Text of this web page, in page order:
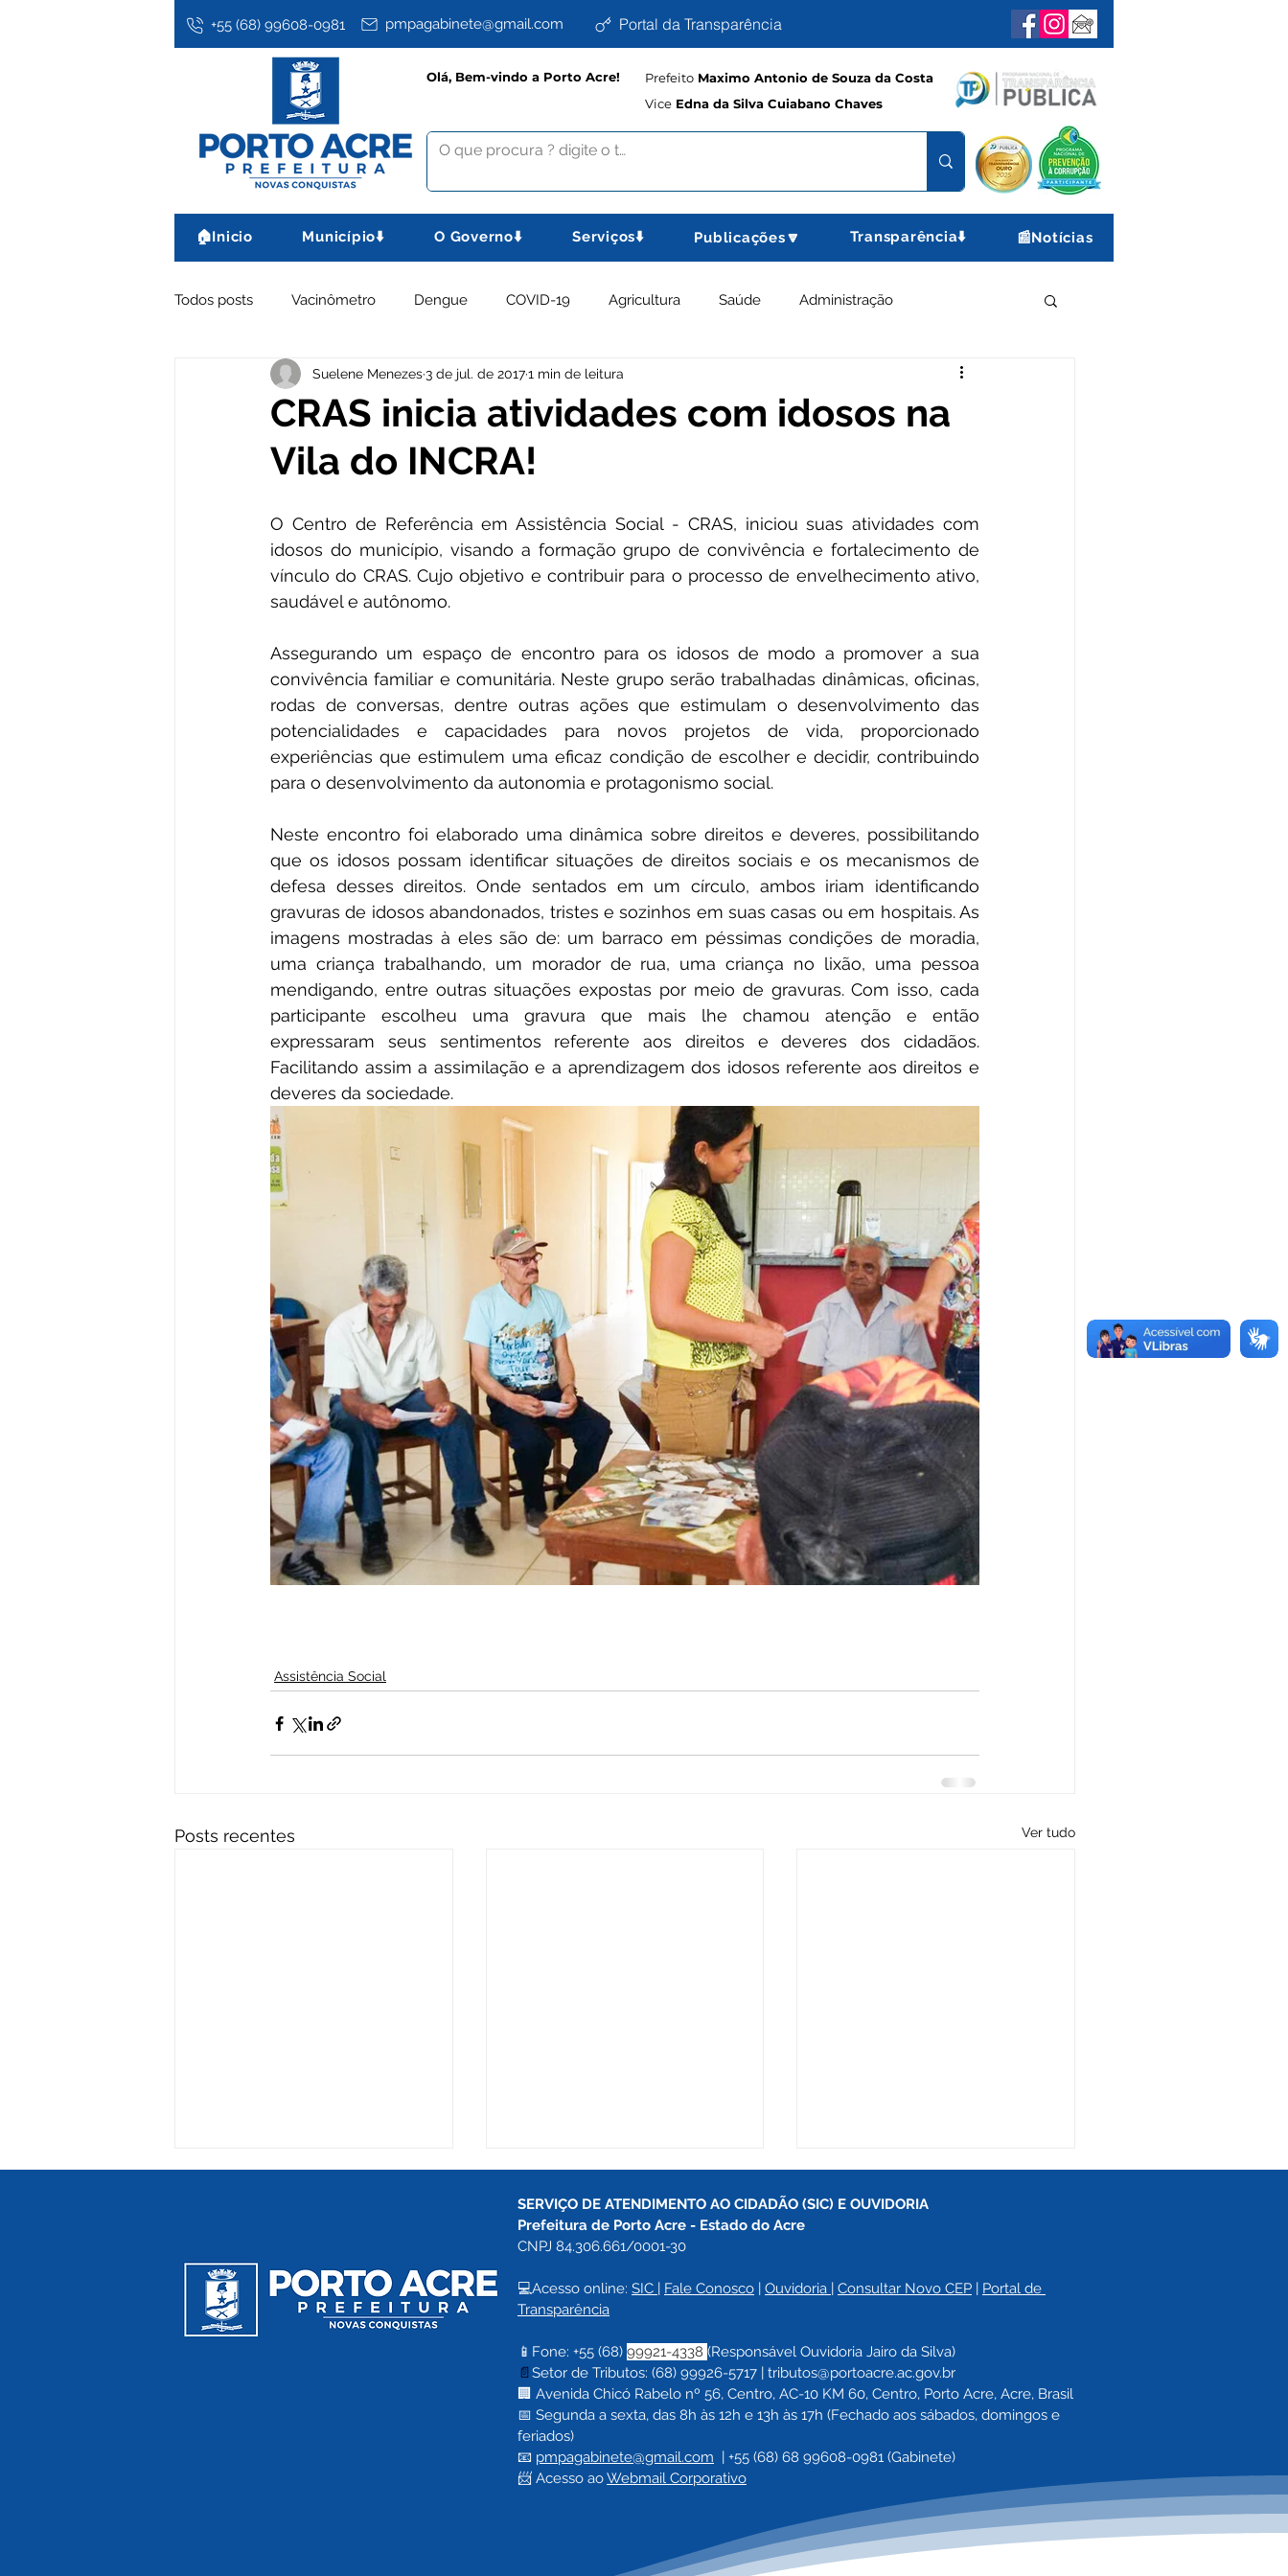
+55 (68) 99608-0981 pmpagabinete@gmail.com Portal da Transparência
Olá, Bem-vindo a Porto Acre! Prefeito Maximo Antonio de Souza da Costa
Vice Edna da Silva Cuiabano Chaves
🏠Inicio Município⬇️ O Governo⬇️ Serviços⬇️ Publicações🔽 Transparência⬇️ 📰Notícias
Todos posts Vacinômetro Dengue COVID-19 Agricultura Saúde Administração
Assistência Social Datas comemorativas Educação e Cultura Gabinete
Institucional e Governo Obras Meio Ambiente e Turismo
Comunicado e Aviso Convênios e Parcerias Infraestrutura Nota Pública Nota de Esclarecimento
Nota Informativa Convites
Nota Oficial Nota de agradecimento Defesa Civil
CRAS inicia atividades com idosos na
Vila do INCRA!
Suelene Menezes3 de jul. de 20171 min de leitura
O Centro de Referência em Assistência Social - CRAS, iniciou suas atividades com
idosos do município, visando a formação grupo de convivência e fortalecimento de
vínculo do CRAS. Cujo objetivo e contribuir para o processo de envelhecimento ativo,
saudável e autônomo.
Assegurando um espaço de encontro para os idosos de modo a promover a sua
convivência familiar e comunitária. Neste grupo serão trabalhadas dinâmicas, oficinas,
rodas de conversas, dentre outras ações que estimulam o desenvolvimento das
potencialidades e capacidades para novos projetos de vida, proporcionado
experiências que estimulem uma eficaz condição de escolher e decidir, contribuindo
para o desenvolvimento da autonomia e protagonismo social.
Neste encontro foi elaborado uma dinâmica sobre direitos e deveres, possibilitando
que os idosos possam identificar situações de direitos sociais e os mecanismos de
defesa desses direitos. Onde sentados em um círculo, ambos iriam identificando
gravuras de idosos abandonados, tristes e sozinhos em suas casas ou em hospitais. As
imagens mostradas à eles são de: um barraco em péssimas condições de moradia,
uma criança trabalhando, um morador de rua, uma criança no lixão, uma pessoa
mendigando, entre outras situações expostas por meio de gravuras. Com isso, cada
participante escolheu uma gravura que mais lhe chamou atenção e então
expressaram seus sentimentos referente aos direitos e deveres dos cidadãos.
Facilitando assim a assimilação e a aprendizagem dos idosos referente aos direitos e
deveres da sociedade.
Assistência Social
Posts recentes Ver tudo
Prefeitura de Porto Acre
Acre exercita mente e
corpo com dinâmica de
Jenga
em Programação Especial
de Enfrentamento à
Violência Contra a Mulher
SERVIÇO DE ATENDIMENTO AO CIDADÃO (SIC) E OUVIDORIA
Prefeitura de Porto Acre - Estado do Acre
CNPJ 84.306.661/0001-30
💻Acesso online: SIC Fale Conosco Ouvidoria Consultar Novo CEP
Portal de
Transparência
📱Fone: +55 (68) 99921-4338 (Responsável Ouvidoria Jairo da Silva)
📄 Setor de Tributos: (68) 99926-5717 |
tributos@portoacre.ac.gov.br
🏢 Avenida Chicó Rabelo nº 56, Centro, AC-10 KM 60, Centro, Porto Acre, Acre, Brasil
📅 Segunda a sexta, das 8h às 12h e 13h às 17h (Fechado aos sábados, domingos e
feriados)
📧 pmpagabinete@gmail.com
+55 (68) 68 99608-0981 (Gabinete)
📨 Acesso ao Webmail Corporativo